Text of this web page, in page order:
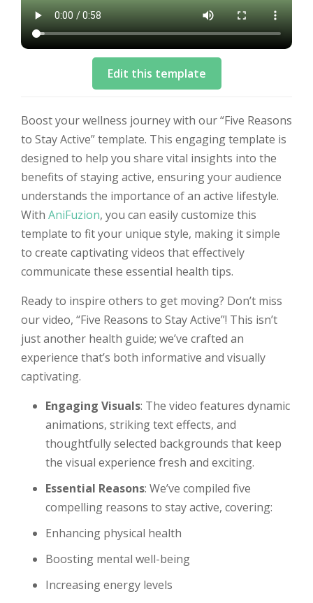
Edit this template
Boost your wellness journey with our “Five Reasons
to Stay Active” template. This engaging template is
designed to help you share vital insights into the
benefits of staying active, ensuring your audience
understands the importance of an active lifestyle.
With AniFuzion, you can easily customize this
template to fit your unique style, making it simple
to create captivating videos that effectively
communicate these essential health tips.
Ready to inspire others to get moving? Don’t miss
our video, “Five Reasons to Stay Active”! This isn’t
just another health guide; we’ve crafted an
experience that’s both informative and visually
captivating.
Engaging Visuals: The video features dynamic
animations, striking text effects, and
thoughtfully selected backgrounds that keep
the visual experience fresh and exciting.
Essential Reasons: We’ve compiled five
compelling reasons to stay active, covering:
Enhancing physical health
Boosting mental well-being
Increasing energy levels